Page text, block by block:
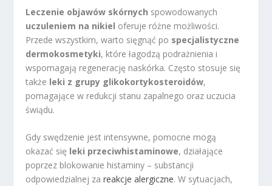
Leczenie objawów skórnych spowodowanych
uczuleniem na nikiel oferuje różne możliwości.
Przede wszystkim, warto sięgnąć po specjalistyczne
dermokosmetyki, które łagodzą podrażnienia i
wspomagają regenerację naskórka. Często stosuje się
także leki z grupy glikokortykosteroidów,
pomagające w redukcji stanu zapalnego oraz uczucia
świądu.
Gdy swędzenie jest intensywne, pomocne mogą
okazać się leki przeciwhistaminowe, działające
poprzez blokowanie histaminy – substancji
odpowiedzialnej zareakcje alergiczne. W sytuacjach,